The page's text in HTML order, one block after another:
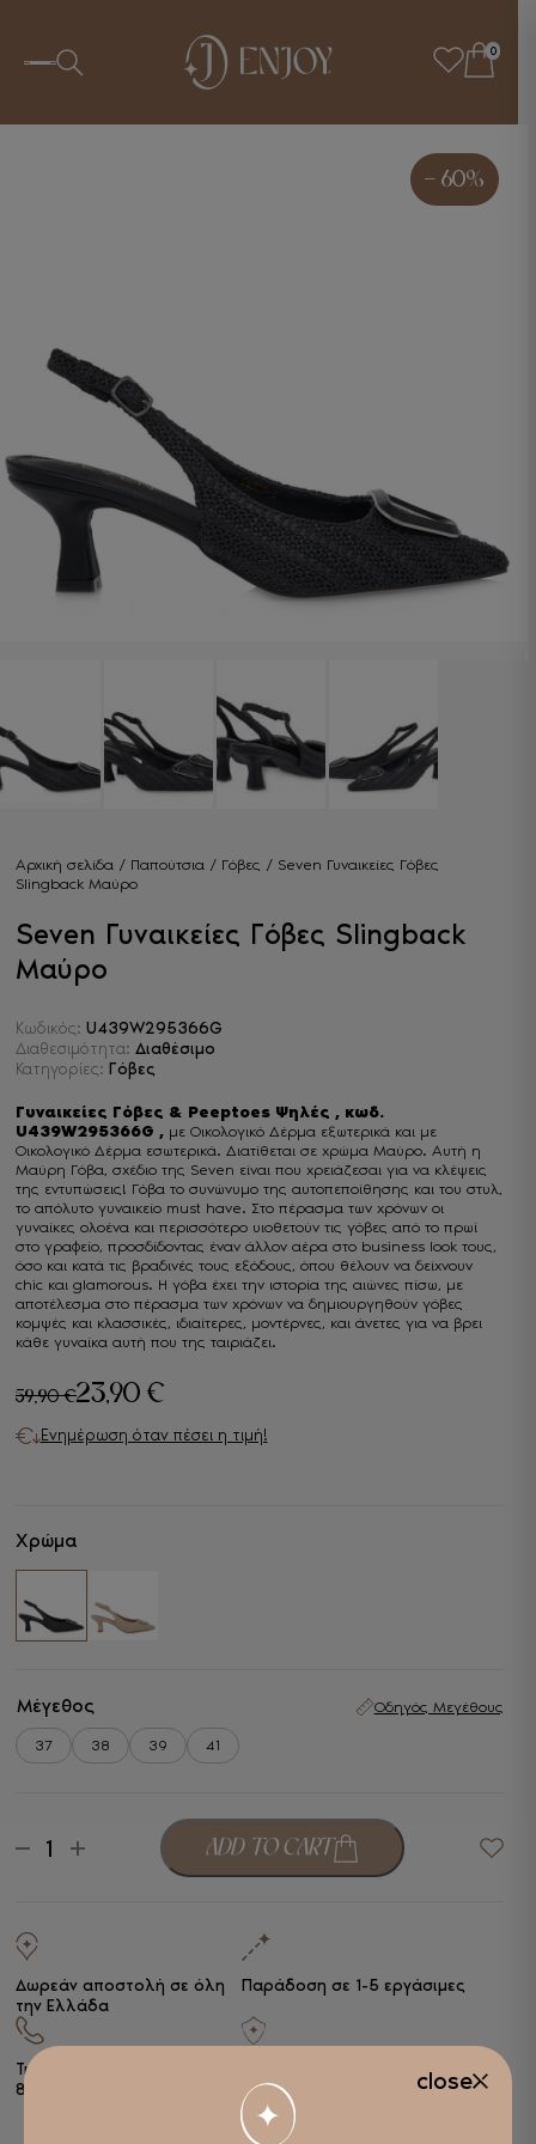
0
- 60%
Αρχική σελίδα/ Παπούτσια/ Γόβες / Seven Γυναικείες Γόβες
Slingback Μαύρο
Γυναικείες Γόβες & Peeptoes Ψηλές , κωδ.
U439W295366G ,με Οικολογικό Δέρμα εξωτερικά και με
Οικολογικό Δέρμα εσωτερικά. Διατίθεται σε χρώμα Μαύρο. Αυτή η
Μαύρη Γόβα, σχέδιο της Seven είναι που χρειάζεσαι για να κλέψεις
της εντυπώσεις! Γόβα το συνώνυμο της αυτοπεποίθησης και του στυλ,
το απόλυτο γυναικείο must have. Στο πέρασμα των χρόνων οι
γυναίκες ολοένα και περισσότερο υιοθετούν τις γόβες από το πρωί
στο γραφείο, προσδίδοντας έναν άλλον αέρα στο business look τους,
όσο και κατά τις βραδινές τους εξόδους, όπου θέλουν να δείχνουν
chic και glamorous. Η γόβα έχει την ιστορία της αιώνες πίσω, με
αποτέλεσμα στο πέρασμα των χρόνων να δημιουργηθούν γόβες
κομψές και κλασσικές, ιδιαίτερες, μοντέρνες, και άνετες για να βρει
κάθε γυναίκα αυτή που της ταιριάζει.
59,90€
Original
price
23,90 €
Η
τρέχουσα
23,90 €.
Χρώμα
Seven Γυναικείες Γόβες Slingback
Μαύρο
Κωδικός: U439W295366G
Διαθεσιμότητα: Διαθέσιμο
Κατηγορίες: Γόβες
Ενημέρωση όταν πέσει η τιμή!
Μέγεθος
37 38 39 41
Οδηγός Μεγέθους
-Seven
Μαύρο
ποσότητα
+ ADD TO CART
Δωρεάν αποστολή σε όλη
την Ελλάδα
Παράδοση σε 1-5 εργάσιμες
Τηλ. παραγγελίες
838443
Alpha Bank
close